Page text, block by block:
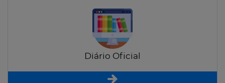
Diário Oficial